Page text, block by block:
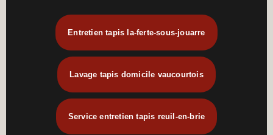
Entretien tapis la-ferte-sous-jouarre
Lavage tapis domicile vaucourtois
Service entretien tapis reuil-en-brie